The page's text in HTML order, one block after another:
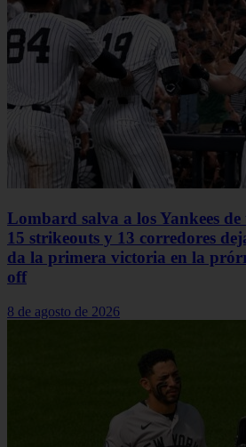
Lombard salva a los Yankees
15 strikeouts y 13 corredores
da la primera victoria en la
off
8 de agosto de 2026